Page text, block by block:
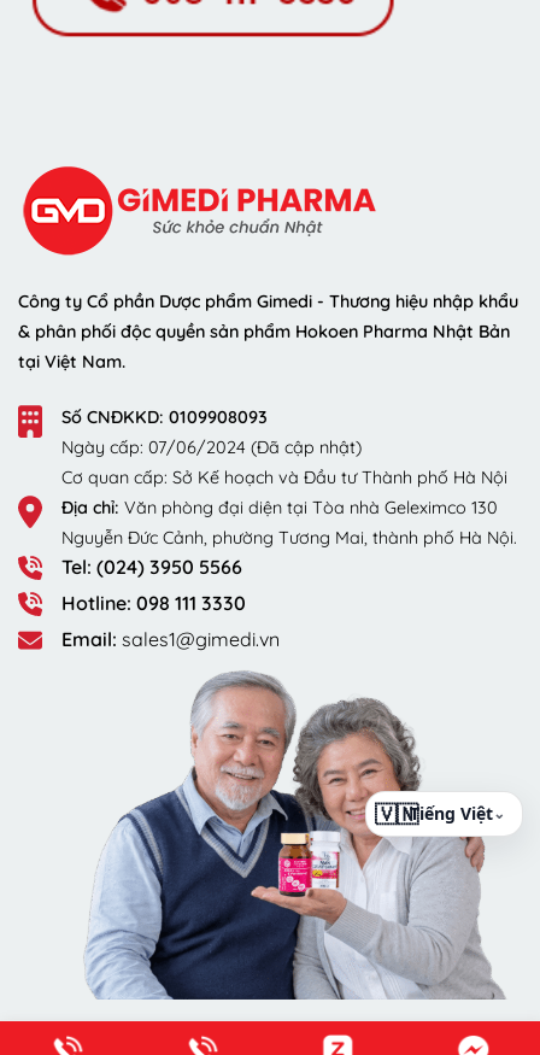
Công ty Cổ phần Dược phẩm Gimedi - Thương hiệu nhập khẩu
& phân phối độc quyền sản phẩm Hokoen Pharma Nhật Bản
tại Việt Nam.
Số CNĐKKD: 0109908093
Ngày cấp: 07/06/2024 (Đã cập nhật)
Cơ quan cấp: Sở Kế hoạch và Đầu tư Thành phố Hà Nội
Địa chỉ: Văn phòng đại diện tại Tòa nhà Geleximco 130
Nguyễn Đức Cảnh, phường Tương Mai, thành phố Hà Nội.
Tel: (024) 3950 5566
Hotline: 098 111 3330
Email: sales1@gimedi.vn
⌄